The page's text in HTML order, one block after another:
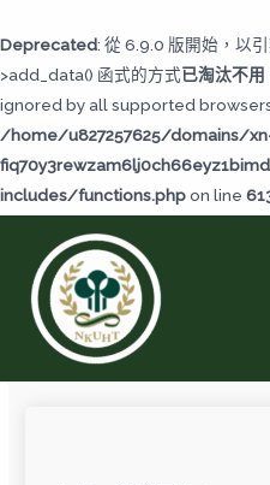
Deprecated: 從 6.9.0 版開始，以
>add_data() 函式的方式已淘汰不用
ignored by all supported
/home/u827257625/domains/
includes/functions.phpon line
至
主
要
內
容